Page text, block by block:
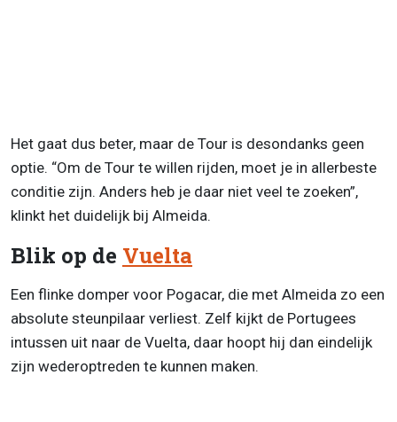
Het gaat dus beter, maar de Tour is desondanks geen
optie. “Om de Tour te willen rijden, moet je in allerbeste
conditie zijn. Anders heb je daar niet veel te zoeken”,
klinkt het duidelijk bij Almeida.
Blik op de Vuelta
Een flinke domper voor Pogacar, die met Almeida zo een
absolute steunpilaar verliest. Zelf kijkt de Portugees
intussen uit naar de Vuelta, daar hoopt hij dan eindelijk
zijn wederoptreden te kunnen maken.